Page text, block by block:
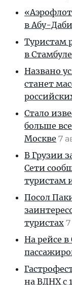
в Абу-Даби
Туристам
в Стамбуле
Названо
станет
Стало
больше
Москве 7
В Грузии
Сети
туристам
Посол
туристах 7
На рейсе
на ВДНХ с